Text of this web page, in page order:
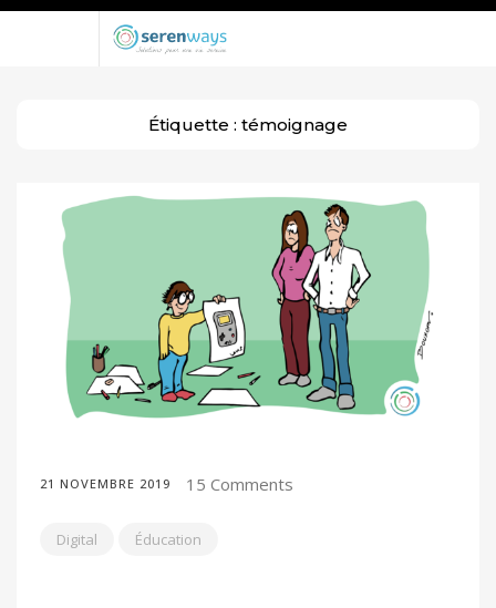
Étiquette : témoignage
21 NOVEMBRE 2019 15 Comments
Digital Éducation